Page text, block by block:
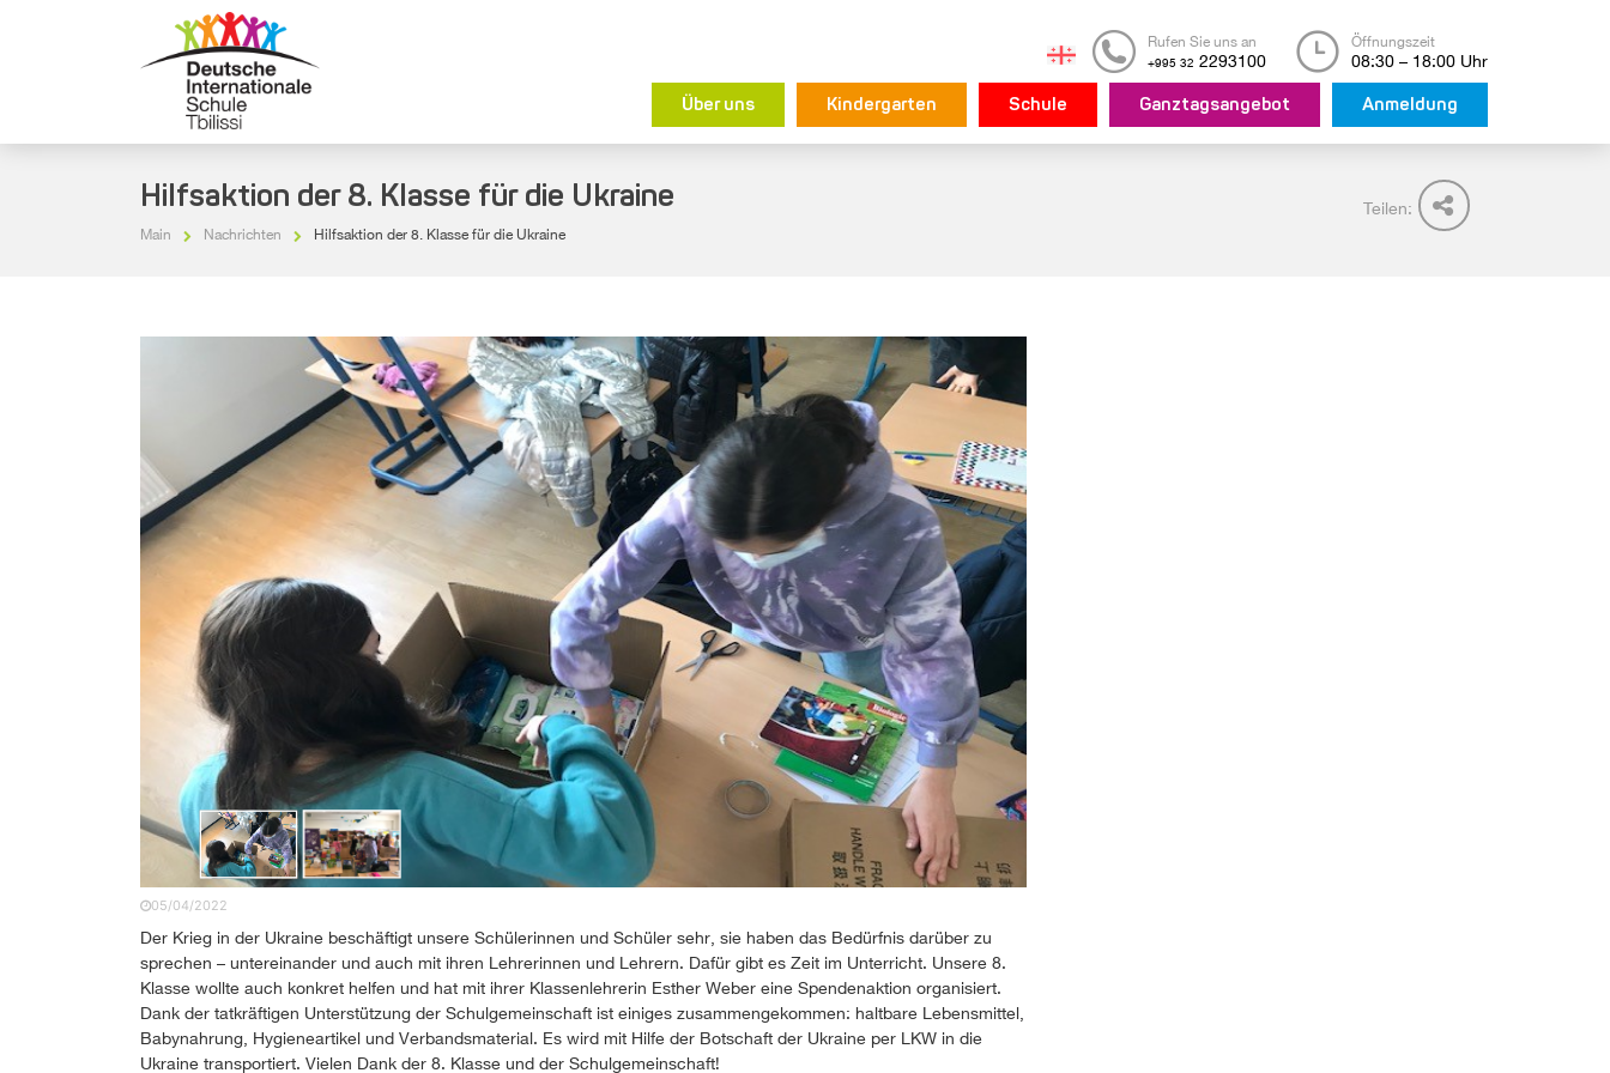
Rufen Sie uns an
+995 32 2293100
Öffnungszeit
08:30 – 18:00 Uhr
Über uns Kindergarten Schule Ganztagsangebot Anmeldung
Hilfsaktion der 8. Klasse für die Ukraine
Main Nachrichten Hilfsaktion der 8. Klasse für die Ukraine
Teilen:
05/04/2022
Der Krieg in der Ukraine beschäftigt unsere Schülerinnen und Schüler sehr, sie haben das Bedürfnis darüber zu
sprechen – untereinander und auch mit ihren Lehrerinnen und Lehrern. Dafür gibt es Zeit im Unterricht. Unsere 8.
Klasse wollte auch konkret helfen und hat mit ihrer Klassenlehrerin Esther Weber eine Spendenaktion organisiert.
Dank der tatkräftigen Unterstützung der Schulgemeinschaft ist einiges zusammengekommen: haltbare Lebensmittel,
Babynahrung, Hygieneartikel und Verbandsmaterial. Es wird mit Hilfe der Botschaft der Ukraine per LKW in die
Ukraine transportiert. Vielen Dank der 8. Klasse und der Schulgemeinschaft!